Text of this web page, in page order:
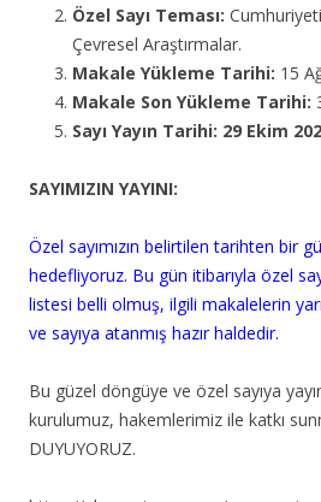
Özel Sayı Teması:
Çevresel Araştırmalar.
Makale Yükleme Tarihi: 15
Makale Son Yükleme Tarihi:
Sayı Yayın Tarihi: 29 Ekim
SAYIMIZIN YAYINI:
Özel sayımızın belirtilen tarihten bir
hedefliyoruz. Bu gün itibarıyla özel
listesi belli olmuş, ilgili makalelerin
ve sayıya atanmış hazır haldedir.
Bu güzel döngüye ve özel sayıya
kurulumuz, hakemlerimiz ile katkı
DUYUYORUZ.